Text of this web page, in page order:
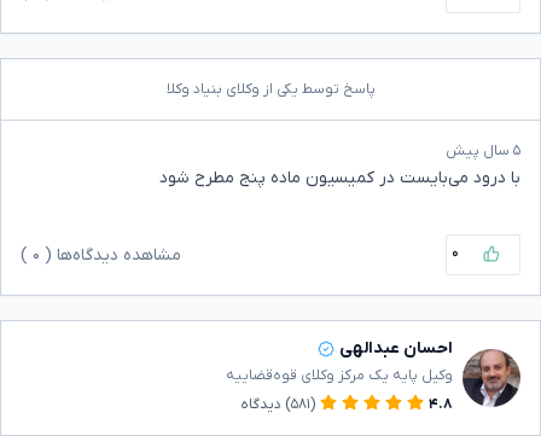
پاسخ توسط یکی از وکلای بنیاد وکلا
۵ سال پیش
با درود می‌بایست در کمیسیون ماده پنج مطرح شود
۰ مشاهده دیدگاه‌ها ( ۰
احسان عبدالهی
وکیل پایه یک مرکز وکلای قوه‌قضاییه
۴.۸
(۵۸۱) دیدگاه